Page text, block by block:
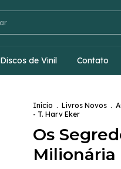
Discos de Vinil Contato
Início . Livros Novos .
- T. Harv Eker
Os
Milionária